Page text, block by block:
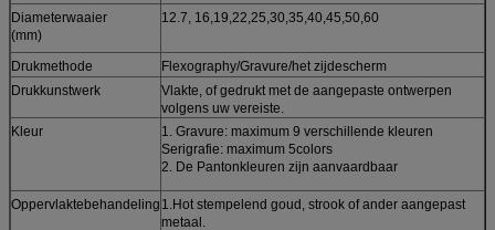
Diameterwaaier
(mm)
12.7, 16,19,22,25,30,35,40,45,50,60
Drukmethode
Flexography/Gravure/het zijdescherm
Drukkunstwerk
Vlakte, of gedrukt met de aangepaste ontwerpen
volgens uw vereiste.
Kleur
1. Gravure: maximum 9 verschillende kleuren
Serigrafie: maximum 5colors
2. De Pantonkleuren zijn aanvaardbaar
Oppervlaktebehandeling 1.Hot stempelend goud, strook of ander aangepast
metaal.